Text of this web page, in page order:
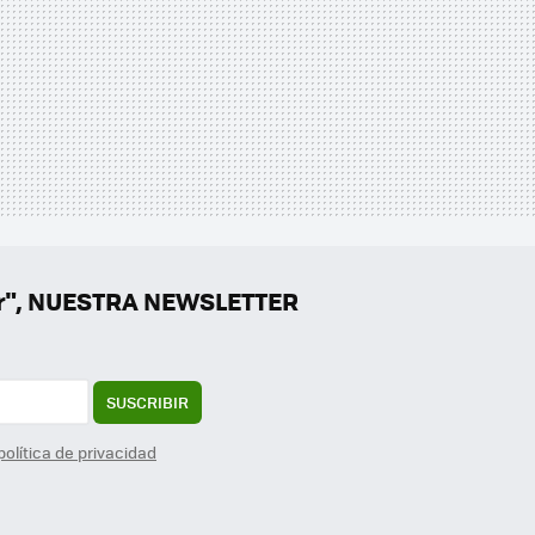
NEWSLETTER
SUSCRIBIR
de privacidad